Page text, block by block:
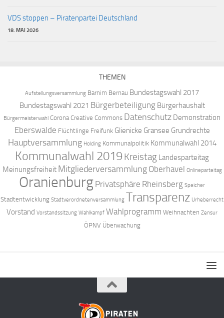
VDS stoppen – Piratenpartei Deutschland
18. MAI 2026
THEMEN
Aufstellungsversammlung Barnim Bernau Bundestagswahl 2017
Bundestagswahl 2021 Bürgerbeteiligung Bürgerhaushalt
Bürgermeisterwahl Corona Creative Commons Datenschutz Demonstration
Eberswalde Flüchtlinge Freifunk Glienicke Gransee Grundrechte
Hauptversammlung Holding Kommunalpolitik Kommunalwahl 2014
Kommunalwahl 2019 Kreistag Landesparteitag
Meinungsfreiheit Mitgliederversammlung Oberhavel Onlineparteitag
Oranienburg Privatsphäre Rheinsberg Speicher
Stadtentwicklung Stadtverordnetenversammlung Transparenz Urheberrecht
Vorstand Vorstandssitzung Wahlkampf Wahlprogramm Weihnachten Zensur
ÖPNV Überwachung